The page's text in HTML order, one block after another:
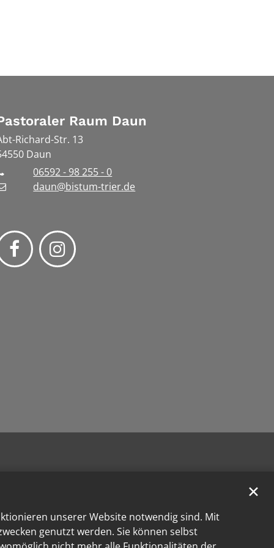
unserer Website notwendig sind. Mit
genutzt werden. Sie können selbst
✕
Raum Daun
Richard-Str. 13
Daun
06592 - 98 255 - 0
daun@bistum-trier.de